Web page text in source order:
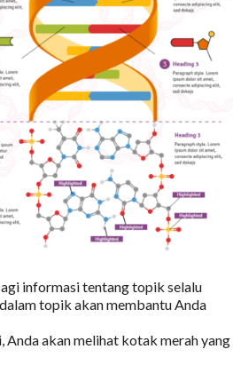
informasi tentang topik selalu
topik akan membantu Anda
Anda akan melihat kotak merah yang